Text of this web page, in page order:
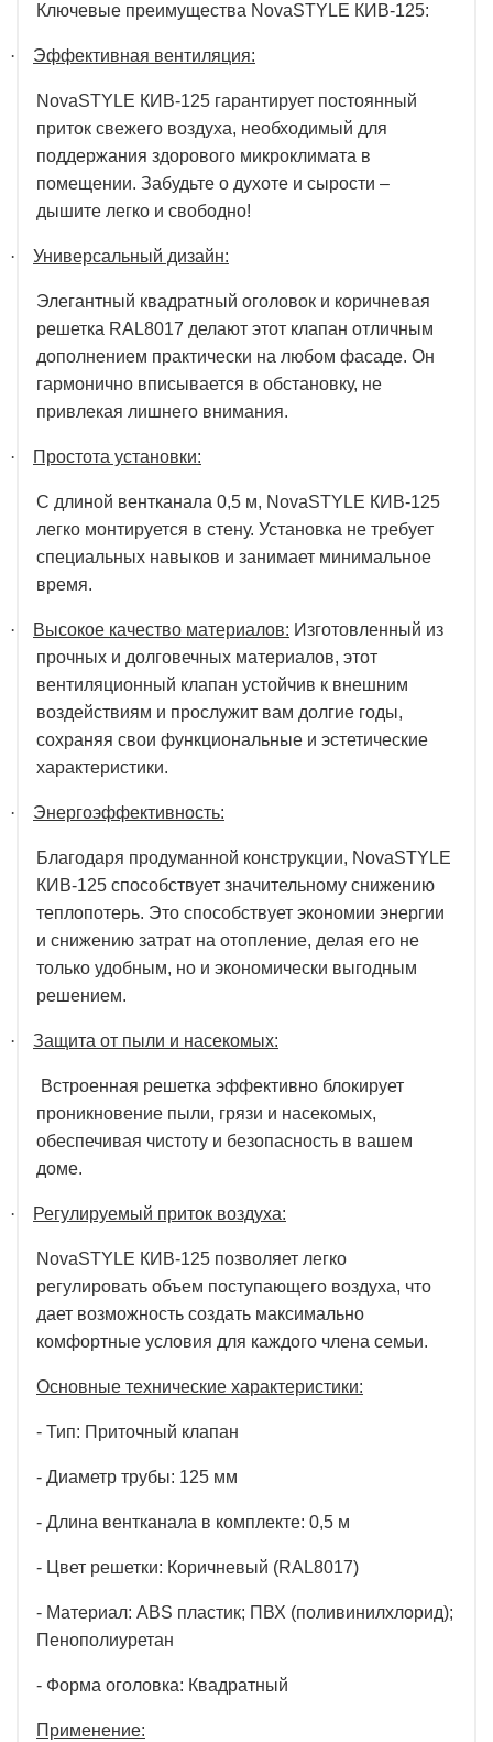
Ключевые преимущества NovaSTYLE КИВ-125:
· Эффективная вентиляция:
NovaSTYLE КИВ-125 гарантирует постоянный
приток свежего воздуха, необходимый для
поддержания здорового микроклимата в
помещении. Забудьте о духоте и сырости –
дышите легко и свободно!
· Универсальный дизайн:
Элегантный квадратный оголовок и коричневая
решетка RAL8017 делают этот клапан отличным
дополнением практически на любом фасаде. Он
гармонично вписывается в обстановку, не
привлекая лишнего внимания.
· Простота установки:
С длиной вентканала 0,5 м, NovaSTYLE КИВ-125
легко монтируется в стену. Установка не требует
специальных навыков и занимает минимальное
время.
· Высокое качество материалов: Изготовленный из
прочных и долговечных материалов, этот
вентиляционный клапан устойчив к внешним
воздействиям и прослужит вам долгие годы,
сохраняя свои функциональные и эстетические
характеристики.
· Энергоэффективность:
Благодаря продуманной конструкции, NovaSTYLE
КИВ-125 способствует значительному снижению
теплопотерь. Это способствует экономии энергии
и снижению затрат на отопление, делая его не
только удобным, но и экономически выгодным
решением.
· Защита от пыли и насекомых:
Встроенная решетка эффективно блокирует
проникновение пыли, грязи и насекомых,
обеспечивая чистоту и безопасность в вашем
доме.
· Регулируемый приток воздуха:
NovaSTYLE КИВ-125 позволяет легко
регулировать объем поступающего воздуха, что
дает возможность создать максимально
комфортные условия для каждого члена семьи.
Основные технические характеристики:
- Тип: Приточный клапан
- Диаметр трубы: 125 мм
- Длина вентканала в комплекте: 0,5 м
- Цвет решетки: Коричневый (RAL8017)
- Материал: ABS пластик; ПВХ (поливинилхлорид);
Пенополиуретан
- Форма оголовка: Квадратный
Применение: